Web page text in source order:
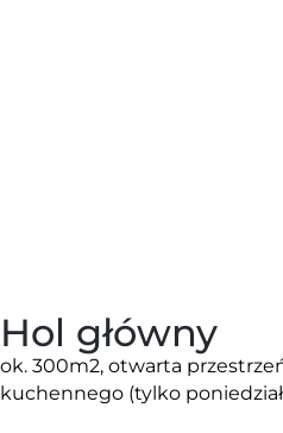
Hol główny
ok. 300m2, otwarta
kuchennego (tylko